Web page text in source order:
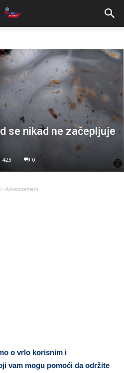
se nikad ne začepljuje
423 0
- Advertisement
o vrlo korisnim i
vam mogu pomoći da održite